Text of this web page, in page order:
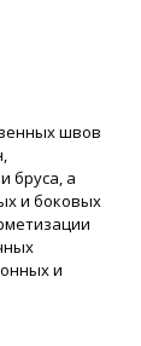
швов
бруса, а
и боковых
и